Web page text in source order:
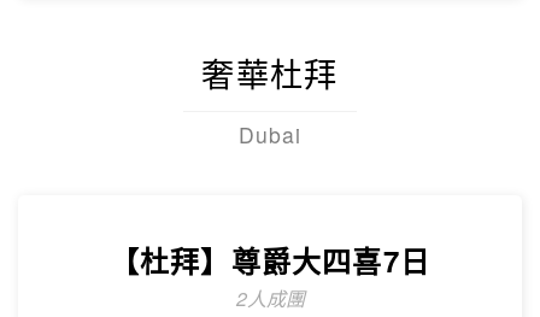
奢華杜拜
Dubai
【杜拜】尊爵大四喜7日
2人成團